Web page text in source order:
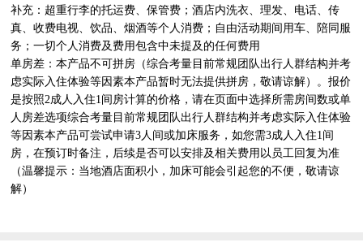
补充：超重行李的托运费、保管费；酒店内洗衣、理发、电话、传
真、收费电视、饮品、烟酒等个人消费；自由活动期间用车、陪同服
务；一切个人消费及费用包含中未提及的任何费用
单房差：本产品不可拼房（综合考量目前常规团队出行人群结构并考
虑实际入住体验等因素本产品暂时无法提供拼房，敬请谅解）。报价
是按照2成人入住1间房计算的价格，请在页面中选择所需房间数或单
人房差选项综合考量目前常规团队出行人群结构并考虑实际入住体验
等因素本产品可尝试申请3人间或加床服务，如您需3成人入住1间
房，在预订时备注，后续是否可以安排及相关费用以员工回复为准
（温馨提示：当地酒店面积小，加床可能会引起您的不便，敬请谅
解）